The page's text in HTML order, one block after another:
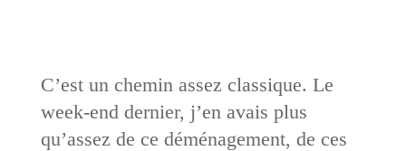
C’est un chemin assez classique. Le
week-end dernier, j’en avais plus
qu’assez de ce déménagement, de ces